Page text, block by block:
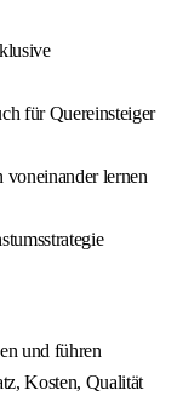
für Quereinsteiger
voneinander lernen
und führen
Kosten, Qualität